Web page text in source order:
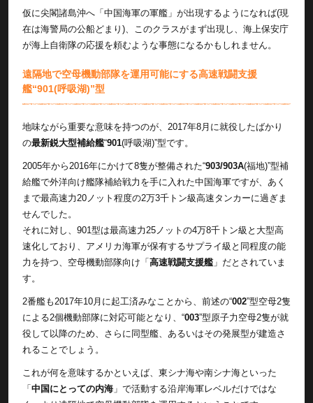
仮に尖閣諸島沖へ「中国海軍の軍艦」が出現するようになれば(現
在は海警局の公船どまり)、このクラスがまず出現し、海上保安庁
が海上自衛隊の応援を頼むような事態になるかもしれません。
遠隔地で空母機動部隊を運用可能にする高速戦闘支援
艦“901(呼吸湖)”型
地味ながら重要な意味を持つのが、2017年8月に就役したばかり
の最新鋭大型補給艦“901(呼吸湖)”型です。
2005年から2016年にかけて8隻が整備された“903/903A(福地)”型補
給艦で外洋向け艦隊補給戦力を手に入れた中国海軍ですが、あく
まで最高速力20ノット程度の2万3千トン級高速タンカーに過ぎま
せんでした。
それに対し、901型は最高速力25ノットの4万8千トン級と大型高
速化しており、アメリカ海軍が保有するサプライ級と同程度の能
力を持つ、空母機動部隊向け「 高速戦闘支援艦」だとされていま
す。
2番艦も2017年10月に起工済みなことから、前述の“002”型空母2隻
による2個機動部隊に対応可能となり、“003”型原子力空母2隻が就
役して以降のため、さらに同型艦、あるいはその発展型が建造さ
れることでしょう。
これが何を意味するかといえば、東シナ海や南シナ海といった
「 中国にとっての内海 」で活動する沿岸海軍レベルだけではな